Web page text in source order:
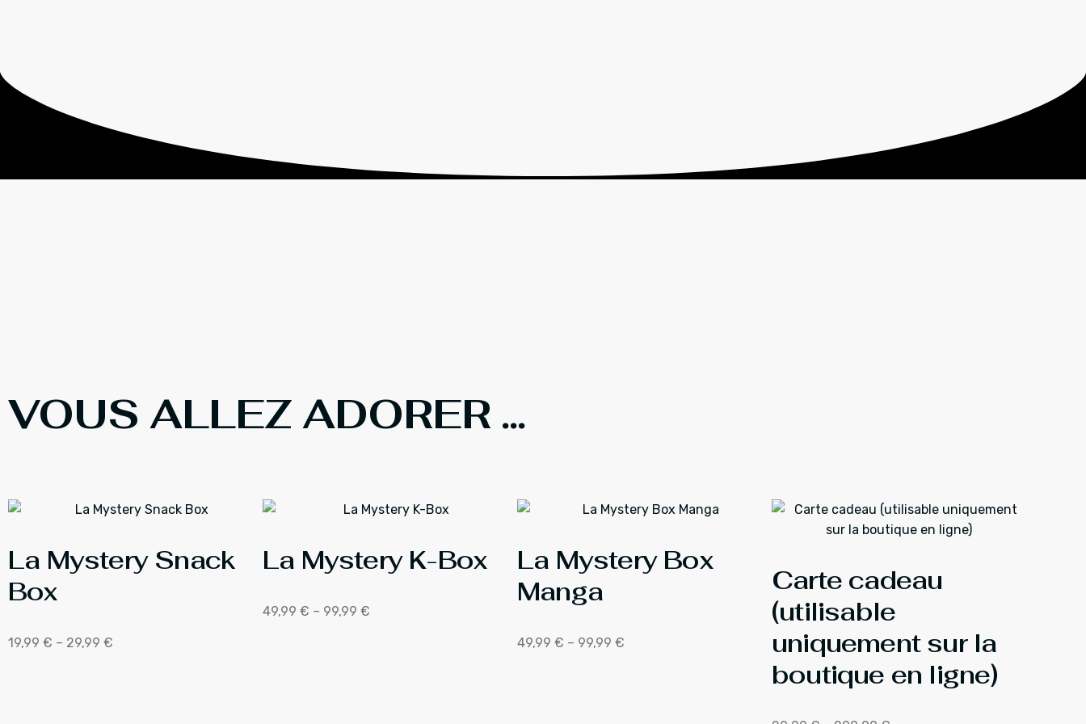
VOUS ALLEZ ADORER ...
La Mystery Snack
Box
19,99 € – 29,99 €
La Mystery K-Box
49,99 € – 99,99 €
La Mystery Box
Manga
49,99 € – 99,99 €
Carte cadeau
(utilisable
uniquement sur la
boutique en ligne)